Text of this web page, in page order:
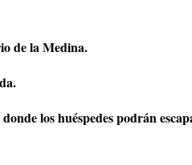
de la Medina.
los huéspedes podrán